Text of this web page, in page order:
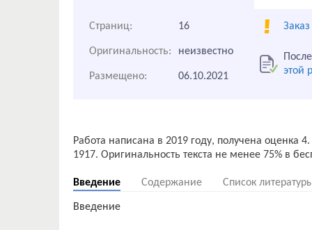
Страниц: 16
Оригинальность: неизвестно
этой
Размещено: 06.10.2021
Работа написана в 2019 году, получена
Введение Содержание Список
Введение